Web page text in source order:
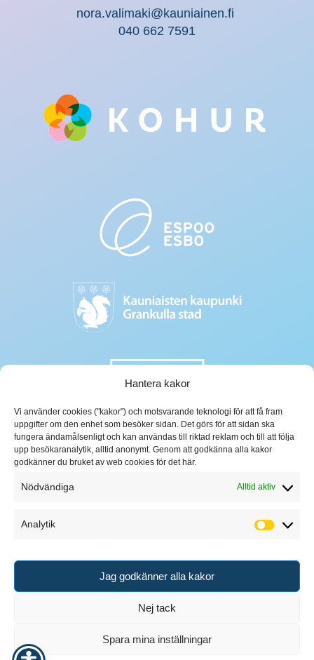
Hantera kakor
Vi använder cookies ("kakor") och motsvarande teknologi för att få fram
uppgifter om den enhet som besöker sidan. Det görs för att sidan ska
fungera ändamålsenligt och kan användas till riktad reklam och till att följa
upp besökaranalytik, alltid anonymt. Genom att godkänna alla kakor
godkänner du bruket av web cookies för det här.
Nödvändiga Alltid aktiv
Analytik
Analytik
Jag godkänner alla kakor
Nej tack
Spara mina inställningar
nora.valimaki@kauniainen.fi
040 662 7591